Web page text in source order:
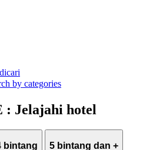
by categories
: Jelajahi hotel
bintang 5 bintang dan +